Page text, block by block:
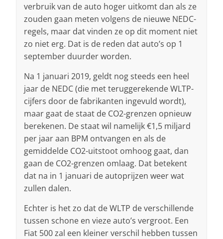
verbruik van de auto hoger uitkomt dan als ze
zouden gaan meten volgens de nieuwe NEDC-
regels, maar dat vinden ze op dit moment niet
zo niet erg. Dat is de reden dat auto’s op 1
september duurder worden.
Na 1 januari 2019, geldt nog steeds een heel
jaar de NEDC (die met teruggerekende WLTP-
cijfers door de fabrikanten ingevuld wordt),
maar gaat de staat de CO2-grenzen opnieuw
berekenen. De staat wil namelijk €1,5 miljard
per jaar aan BPM ontvangen en als de
gemiddelde CO2-uitstoot omhoog gaat, dan
gaan de CO2-grenzen omlaag. Dat betekent
dat na in 1 januari de autoprijzen weer wat
zullen dalen.
Echter is het zo dat de WLTP de verschillende
tussen schone en vieze auto’s vergroot. Een
Fiat 500 zal een kleiner verschil hebben tussen